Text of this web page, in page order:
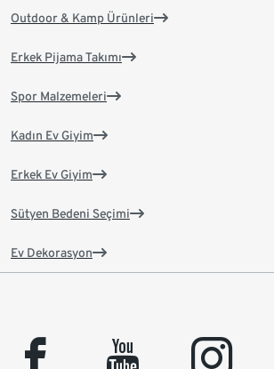
Outdoor & Kamp Ürünleri
Erkek Pijama Takımı
Spor Malzemeleri
Kadın Ev Giyim
Erkek Ev Giyim
Sütyen Bedeni Seçimi
Ev Dekorasyon
facebook youtube instagram